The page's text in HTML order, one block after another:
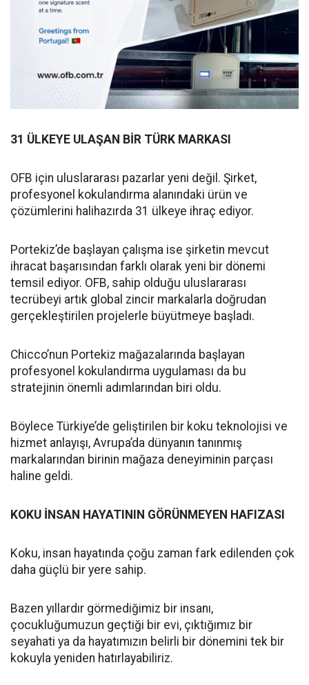
31 ÜLKEYE ULAŞAN BİR TÜRK MARKASI
OFB için uluslararası pazarlar yeni değil. Şirket,
profesyonel kokulandırma alanındaki ürün ve
çözümlerini halihazırda 31 ülkeye ihraç ediyor.
Portekiz’de başlayan çalışma ise şirketin mevcut
ihracat başarısından farklı olarak yeni bir dönemi
temsil ediyor. OFB, sahip olduğu uluslararası
tecrübeyi artık global zincir markalarla doğrudan
gerçekleştirilen projelerle büyütmeye başladı.
Chicco’nun Portekiz mağazalarında başlayan
profesyonel kokulandırma uygulaması da bu
stratejinin önemli adımlarından biri oldu.
Böylece Türkiye’de geliştirilen bir koku teknolojisi ve
hizmet anlayışı, Avrupa’da dünyanın tanınmış
markalarından birinin mağaza deneyiminin parçası
haline geldi.
KOKU İNSAN HAYATININ GÖRÜNMEYEN HAFIZASI
Koku, insan hayatında çoğu zaman fark edilenden çok
daha güçlü bir yere sahip.
Bazen yıllardır görmediğimiz bir insanı,
çocukluğumuzun geçtiği bir evi, çıktığımız bir
seyahati ya da hayatımızın belirli bir dönemini tek bir
kokuyla yeniden hatırlayabiliriz.